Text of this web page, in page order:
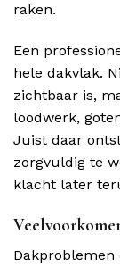
raken.
Een
hele dakvlak.
zichtbaar is,
loodwerk,
Juist daar
zorgvuldig te
klacht later